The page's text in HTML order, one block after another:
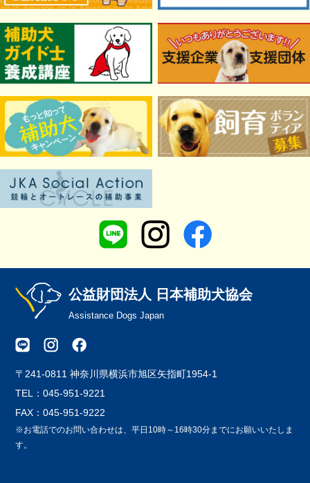
公益財団法人 日本補助犬協会
Assistance Dogs Japan
〒241-0811 神奈川県横浜市旭区矢指町1954-1
TEL：045-951-9221
FAX：045-951-9222
※お電話でのお問い合わせは、平日10時～16時30分までにお願いいたしま
す。